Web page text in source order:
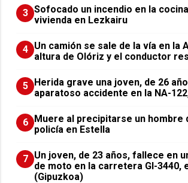
3 Sofocado un incendio en la
vivienda en Lezkairu
4 Un camión se sale de la vía en la
altura de Olóriz y el conductor
5 Herida grave una joven, de 26
aparatoso accidente en la NA-
6 Muere al precipitarse un hombre
policía en Estella
7 Un joven, de 23 años, fallece en
de moto en la carretera GI-3440,
(Gipuzkoa)